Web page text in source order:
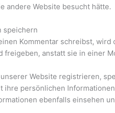
andere Website besucht hätte.
speichern
Kommentar schreibst,
freigeben, anstatt sie in einer
Website registrieren,
ihre persönlichen
ebenfalls einsehen